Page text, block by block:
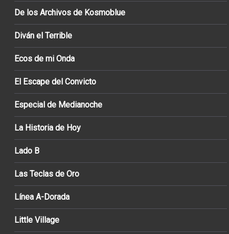
De los Archivos de Kosmoblue
Diván el Terrible
Ecos de mi Onda
El Escape del Convicto
Especial de Medianoche
La Historia de Hoy
Lado B
Las Teclas de Oro
Línea A-Dorada
Little Village